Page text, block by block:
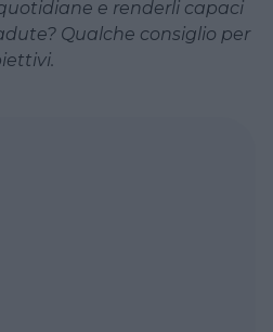
e renderli capaci
Qualche consiglio per